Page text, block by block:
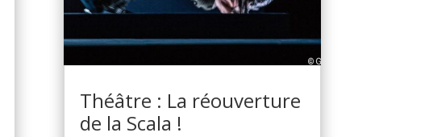
Théâtre : La réouverture
de la Scala !